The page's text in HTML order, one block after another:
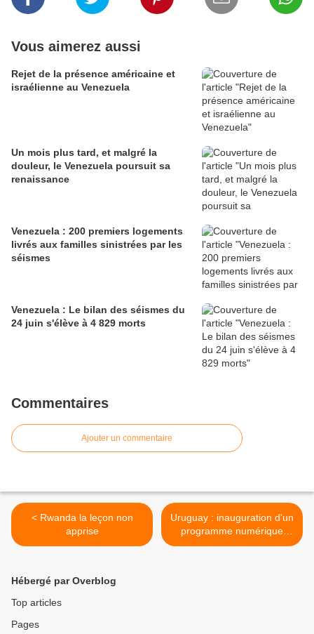
Vous aimerez aussi
Rejet de la présence américaine et
israélienne au Venezuela
Un mois plus tard, et malgré la
douleur, le Venezuela poursuit sa
renaissance
Venezuela : 200 premiers logements
livrés aux familles sinistrées par les
séismes
Venezuela : Le bilan des séismes du
24 juin s'élève à 4 829 morts
Commentaires
Ajouter un commentaire
< Rwanda la leçon non
apprise
Uruguay : inauguration d'un
programme numérique
pour la vérité sur les
Hébergé par Overblog
Top articles
Pages